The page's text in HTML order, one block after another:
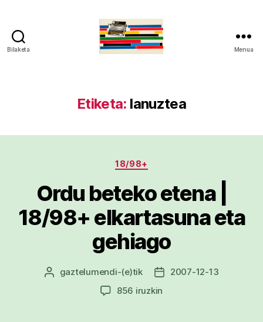
Bilaketa Menua
Etiketa: lanuztea
Kategoriak
18/98+
Ordu beteko etena |
18/98+ elkartasuna eta
gehiago
Argitalpenaren
gaztelumendi-(e)tik
Argitalpenaren
2007-12-13
856 iruzkin